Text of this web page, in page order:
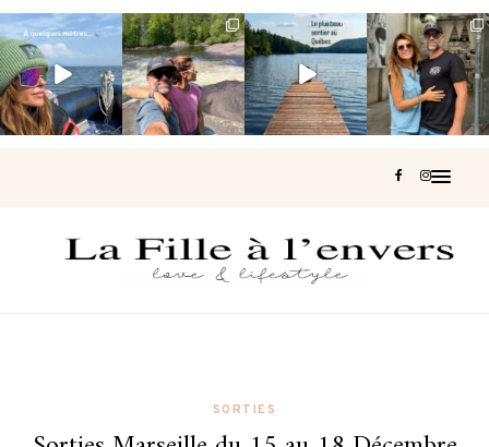
Voir une baleine
en photo, c’est
impressionnant
🐋...
Les Laurentides,
le Québec
version nature.
...
Et si je te disais
qu’il existe un
sentier où tu...
126 37
Montréal, une
très belle
surprise 🇨🇦
442
SORTIES